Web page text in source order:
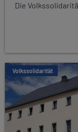
Die
Volkssolidarität